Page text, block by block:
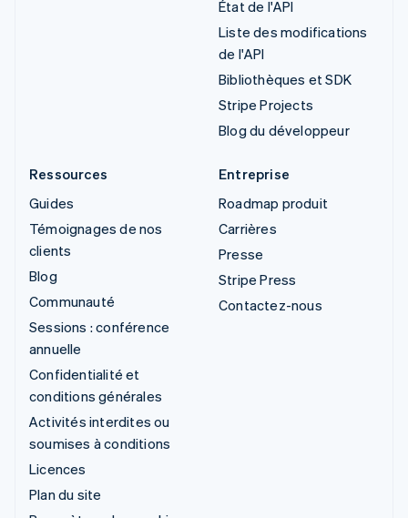
État de l'API
Liste des modifications
de l'API
Bibliothèques et SDK
Stripe Projects
Blog du développeur
Ressources
Guides
Témoignages de nos
clients
Blog
Communauté
Sessions : conférence
annuelle
Confidentialité et
conditions générales
Activités interdites ou
soumises à conditions
Licences
Plan du site
Entreprise
Roadmap produit
Carrières
Presse
Stripe Press
Contactez-nous